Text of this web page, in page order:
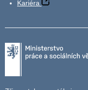
Kariéra